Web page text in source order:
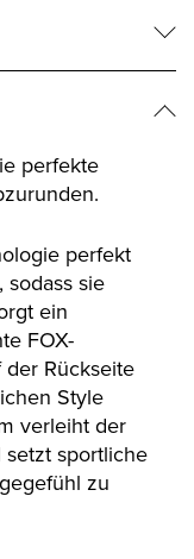
perfekte
perfekt
sie
ein
FOX-
Rückseite
Style
verleiht der
sportliche
zu